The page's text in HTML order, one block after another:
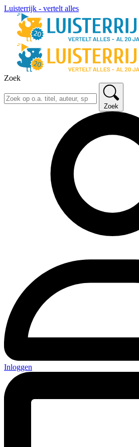
Luisterrijk - vertelt alles
Zoek
Zoek
Inloggen